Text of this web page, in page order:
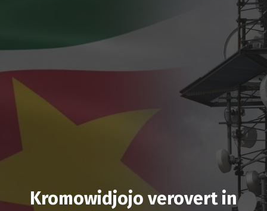
Kromowidjojo verovert in